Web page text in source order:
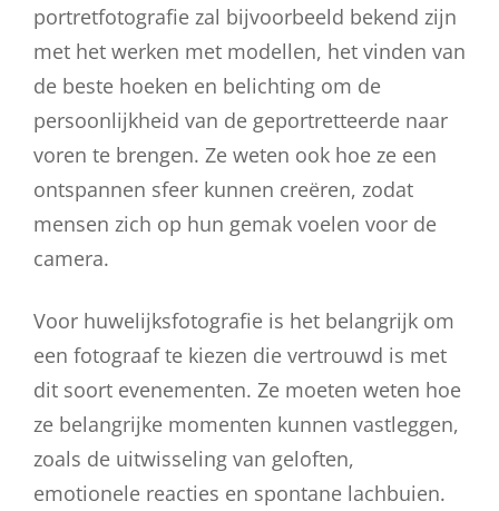
portretfotografie zal bijvoorbeeld bekend zijn
met het werken met modellen, het vinden van
de beste hoeken en belichting om de
persoonlijkheid van de geportretteerde naar
voren te brengen. Ze weten ook hoe ze een
ontspannen sfeer kunnen creëren, zodat
mensen zich op hun gemak voelen voor de
camera.
Voor huwelijksfotografie is het belangrijk om
een fotograaf te kiezen die vertrouwd is met
dit soort evenementen. Ze moeten weten hoe
ze belangrijke momenten kunnen vastleggen,
zoals de uitwisseling van geloften,
emotionele reacties en spontane lachbuien.